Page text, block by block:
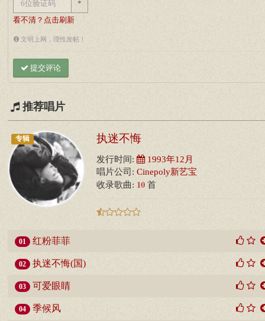
*
看不清？点击刷新
文明上网，理性发帖！
提交评论
推荐唱片
专辑 执迷不悔
发行时间: 1993年12月
唱片公司: Cinepoly新艺宝
收录歌曲: 10 首
01 红粉菲菲
02 执迷不悔(国)
03 可爱眼睛
04 季候风